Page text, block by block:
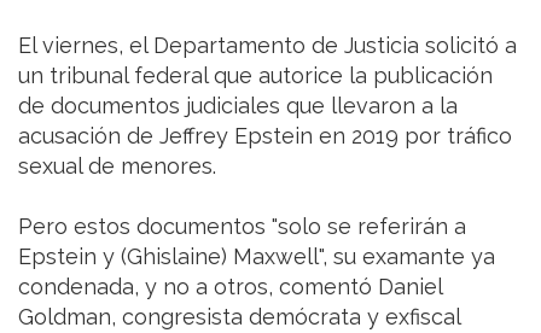
El viernes, el Departamento de Justicia solicitó a
un tribunal federal que autorice la publicación
de documentos judiciales que llevaron a la
acusación de Jeffrey Epstein en 2019 por tráfico
sexual de menores.
Pero estos documentos "solo se referirán a
Epstein y (Ghislaine) Maxwell", su examante ya
condenada, y no a otros, comentó Daniel
Goldman, congresista demócrata y exfiscal